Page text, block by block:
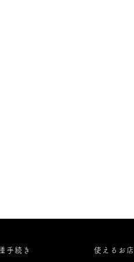
手続き 使えるお店